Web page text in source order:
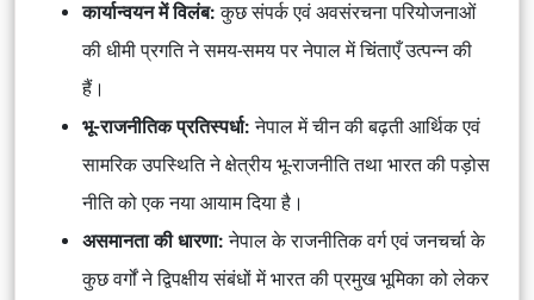
कार्यान्वयन में विलंब:कुछ संपर्क एवं अवसंरचना परियोजनाओं
की धीमी प्रगति ने समय-समय पर नेपाल में चिंताएँ उत्पन्न की
हैं।
भू-राजनीतिक प्रतिस्पर्धा:नेपाल में चीन की बढ़ती आर्थिक एवं
सामरिक उपस्थिति ने क्षेत्रीय भू-राजनीति तथा भारत की पड़ोस
नीति को एक नया आयाम दिया है।
असमानता की धारणा:नेपाल के राजनीतिक वर्ग एवं जनचर्चा के
कुछ वर्गों ने द्विपक्षीय संबंधों में भारत की प्रमुख भूमिका को लेकर